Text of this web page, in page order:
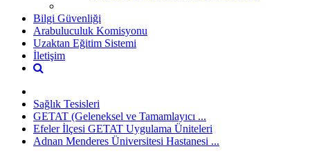
Bilgi Güvenliği
Arabuluculuk Komisyonu
Uzaktan Eğitim Sistemi
İletişim
Sağlık Tesisleri
GETAT (Geleneksel ve Tamamlayıcı ...
Efeler İlçesi GETAT Uygulama Üniteleri
Adnan Menderes Üniversitesi Hastanesi ...